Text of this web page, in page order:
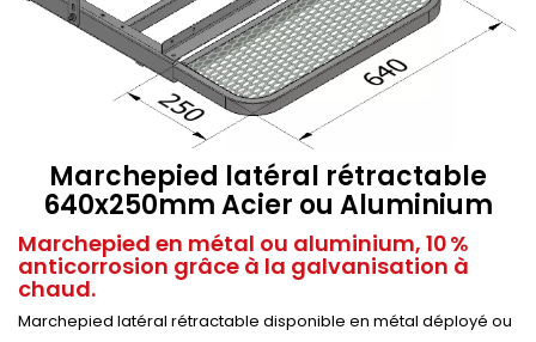
Marchepied latéral rétractable
640x250mm Acier ou Aluminium
Marchepied en métal ou aluminium, 10 %
anticorrosion grâce à la galvanisation à
chaud.
Marchepied latéral rétractable disponible en métal déployé ou